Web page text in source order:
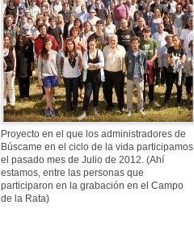
307. Vuestros
nombres no se han
borrado en la
Historia
Proyecto en el que los administradores de
Búscame en el ciclo de la vida participamos
el pasado mes de Julio de 2012. (Ahí
estamos, entre las personas que
participaron en la grabación en el Campo
de la Rata)